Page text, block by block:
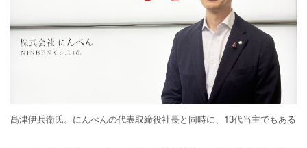
髙津伊兵衛氏。にんべんの代表取締役社長と同時に、13代当主でもある